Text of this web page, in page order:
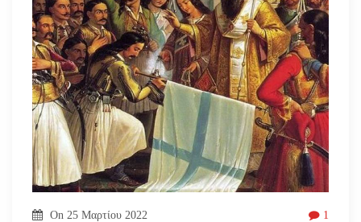
On 25 Μαρτίου 2022 1